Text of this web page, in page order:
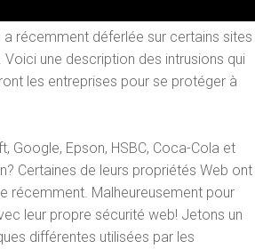
a récemment déferlée sur certains sites
Voici une description des intrusions qui
les entreprises pour se protéger à
Google, Epson, HSBC, Coca-Cola et
Certaines de leurs propriétés Web ont
récemment. Malheureusement pour
leur propre sécurité web! Jetons un
différentes utilisées par les